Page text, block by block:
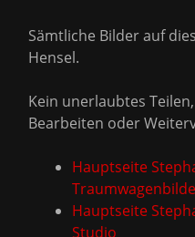
Sämtliche Bilder auf
Hensel.
Kein unerlaubtes
Bearbeiten oder
Hauptseite
Hauptseite
Studio